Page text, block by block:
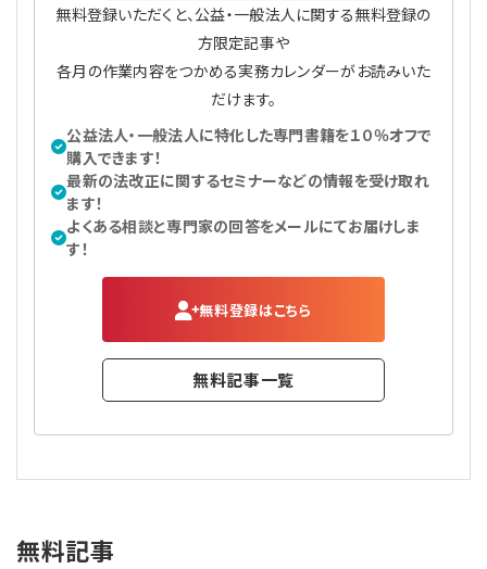
無料登録いただくと、公益・一般法人に関する無料登録の
方限定記事や
各月の作業内容をつかめる実務カレンダーがお読みいた
だけます。
公益法人・一般法人に特化した専門書籍を１０％オフで
購入できます！
最新の法改正に関するセミナーなどの情報を受け取れ
ます！
よくある相談と専門家の回答をメールにてお届けしま
す！
無料登録はこちら
無料記事一覧
無料記事